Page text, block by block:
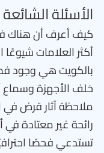
الأسئلة الشائعة
كيف أعرف أن هناك
أكثر العلامات
بالكويت هي وجود
خلف الأجهزة
ملاحظة آثار قرض في
رائحة غير معتادة
تستدعي فحصًا